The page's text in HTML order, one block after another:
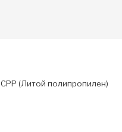
CPP (Литой полипропилен)